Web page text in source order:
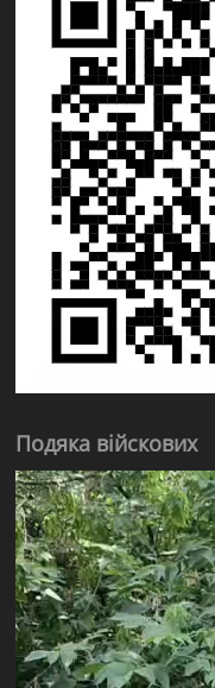
Подяка війскових